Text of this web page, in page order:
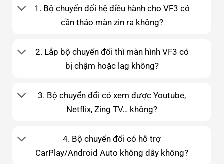
1. Bộ chuyển đổi hệ điều hành cho VF3 có
cần tháo màn zin ra không?
2. Lắp bộ chuyển đổi thì màn hình VF3 có
bị chậm hoặc lag không?
3. Bộ chuyển đổi có xem được Youtube,
Netflix, Zing TV… không?
4. Bộ chuyển đổi có hỗ trợ
CarPlay/Android Auto không dây không?